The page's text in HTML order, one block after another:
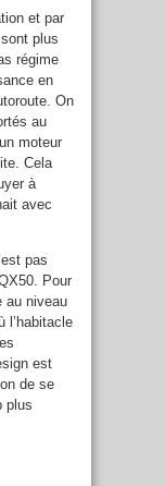
et par
plus
régime
en
On
au
moteur
Cela
à
avec
pas
Pour
au niveau
l’habitacle
est
de se
plus